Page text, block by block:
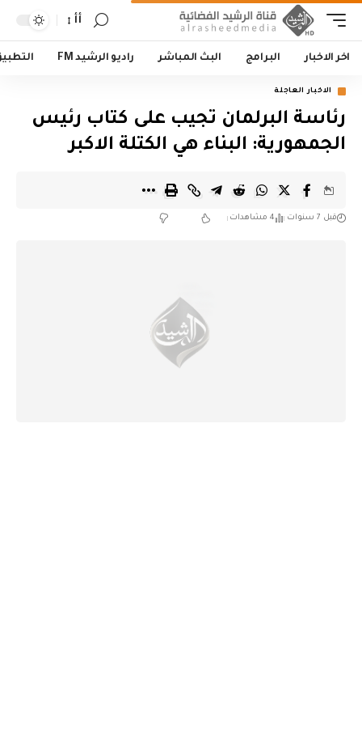
أأ
اخر الاخبار البرامج البث المباشر راديو الرشيد FM
الاخبار العاجلة
رئاسة البرلمان تجيب على كتاب رئيس
الجمهورية: البناء هي الكتلة الاكبر
قبل 7 سنوات 4 مشاهدات